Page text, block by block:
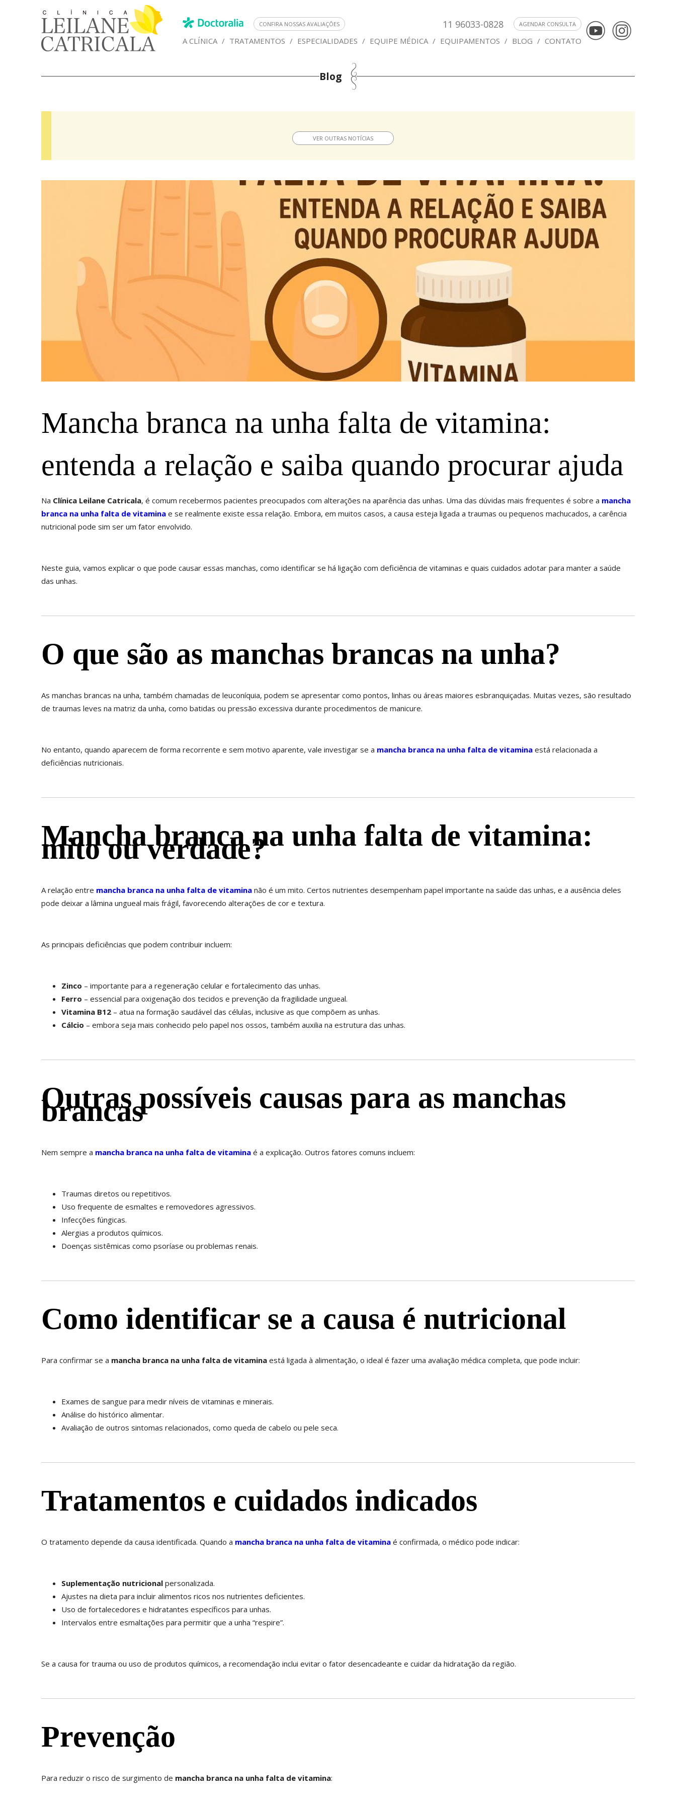
CONFIRA NOSSAS AVALIAÇÕES AGENDAR CONSULTA
11 96033-0828
A CLÍNICA / TRATAMENTOS / ESPECIALIDADES / EQUIPE MÉDICA / EQUIPAMENTOS / BLOG / CONTATO
Blog
VER OUTRAS NOTÍCIAS
Mancha branca na unha falta de vitamina:
entenda a relação e saiba quando procurar ajuda
Na Clínica Leilane Catricala, é comum recebermos pacientes preocupados com alterações na aparência das unhas. Uma das dúvidas mais frequentes é sobre a mancha
branca na unha falta de vitamina e se realmente existe essa relação. Embora, em muitos casos, a causa esteja ligada a traumas ou pequenos machucados, a carência
nutricional pode sim ser um fator envolvido.
Neste guia, vamos explicar o que pode causar essas manchas, como identificar se há ligação com deficiência de vitaminas e quais cuidados adotar para manter a saúde
das unhas.
O que são as manchas brancas na unha?
As manchas brancas na unha, também chamadas de leuconíquia, podem se apresentar como pontos, linhas ou áreas maiores esbranquiçadas. Muitas vezes, são resultado
de traumas leves na matriz da unha, como batidas ou pressão excessiva durante procedimentos de manicure.
No entanto, quando aparecem de forma recorrente e sem motivo aparente, vale investigar se a mancha branca na unha falta de vitamina está relacionada a
deficiências nutricionais.
Mancha branca na unha falta de vitamina:
mito ou verdade?
A relação entre mancha branca na unha falta de vitamina não é um mito. Certos nutrientes desempenham papel importante na saúde das unhas, e a ausência deles
pode deixar a lâmina ungueal mais frágil, favorecendo alterações de cor e textura.
As principais deficiências que podem contribuir incluem:
Zinco – importante para a regeneração celular e fortalecimento das unhas.
Ferro – essencial para oxigenação dos tecidos e prevenção da fragilidade ungueal.
Vitamina B12 – atua na formação saudável das células, inclusive as que compõem as unhas.
Cálcio – embora seja mais conhecido pelo papel nos ossos, também auxilia na estrutura das unhas.
Outras possíveis causas para as manchas
brancas
Nem sempre a mancha branca na unha falta de vitamina é a explicação. Outros fatores comuns incluem:
Traumas diretos ou repetitivos.
Uso frequente de esmaltes e removedores agressivos.
Infecções fúngicas.
Alergias a produtos químicos.
Doenças sistêmicas como psoríase ou problemas renais.
Como identificar se a causa é nutricional
Para confirmar se a mancha branca na unha falta de vitamina está ligada à alimentação, o ideal é fazer uma avaliação médica completa, que pode incluir:
Exames de sangue para medir níveis de vitaminas e minerais.
Análise do histórico alimentar.
Avaliação de outros sintomas relacionados, como queda de cabelo ou pele seca.
Tratamentos e cuidados indicados
O tratamento depende da causa identificada. Quando a mancha branca na unha falta de vitamina é confirmada, o médico pode indicar:
Suplementação nutricional personalizada.
Ajustes na dieta para incluir alimentos ricos nos nutrientes deficientes.
Uso de fortalecedores e hidratantes específicos para unhas.
Intervalos entre esmaltações para permitir que a unha “respire”.
Se a causa for trauma ou uso de produtos químicos, a recomendação inclui evitar o fator desencadeante e cuidar da hidratação da região.
Prevenção
Para reduzir o risco de surgimento de mancha branca na unha falta de vitamina: